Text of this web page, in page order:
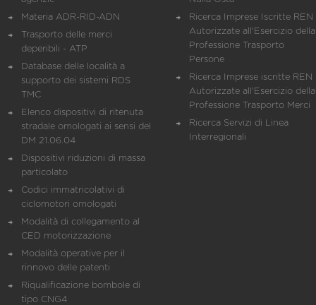
Materia ADR-RID-ADN
Trasporto delle merci
deperibili - ATP
Database delle località a
supporto dei sistemi RDS
TMC
Elenco dispositivi di ritenuta
stradale omologati ai sensi del
DM 21.06.04
Dispositivi riduzioni di massa
particolato
Codici immatricolativi di
ciclomotori omologati
Modalità di collegamento al
CED motorizzazione
Modalità operative per il
rinnovo delle patenti
Riqualificazione bombole di
tipo CNG4
Ricerca Imprese Iscritte REN
Autorizzate all'Esercizio della
Professione Trasporto
Persone
Ricerca Imprese iscritte REN
Autorizzate all'Esercizio della
Professione Trasporto Merci
Ricerca Servizi di Linea
Interregionali